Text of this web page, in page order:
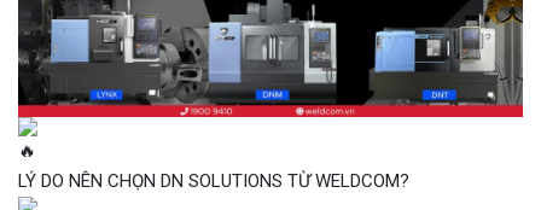
LÝ DO NÊN CHỌN DN SOLUTIONS TỪ WELDCOM?